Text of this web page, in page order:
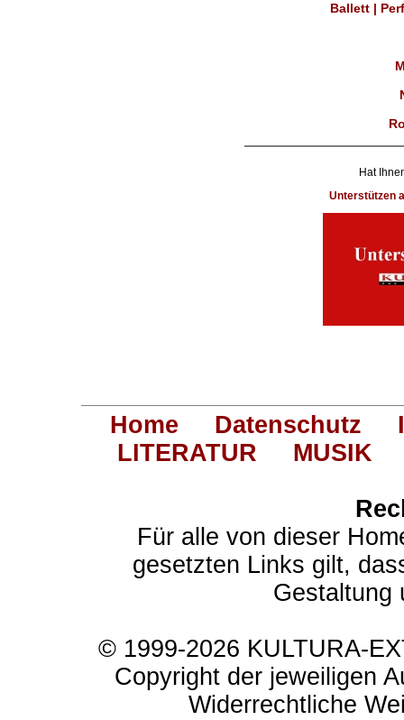
Ballett |
Hat
Unterstützen
Home Datenschutz
LITERATUR
MUSIK
Für alle von dieser
gesetzten Links gilt,
Gestaltung
© 1999-2026 KULTURA-
Copyright der jeweiligen
Widerrechtliche